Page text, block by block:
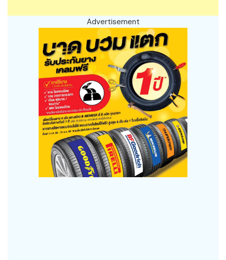
Advertisement